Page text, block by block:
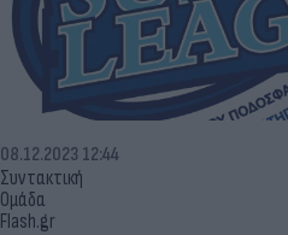
Συντακτική
Ομάδα
Flash.gr
08.12.2023 12:44